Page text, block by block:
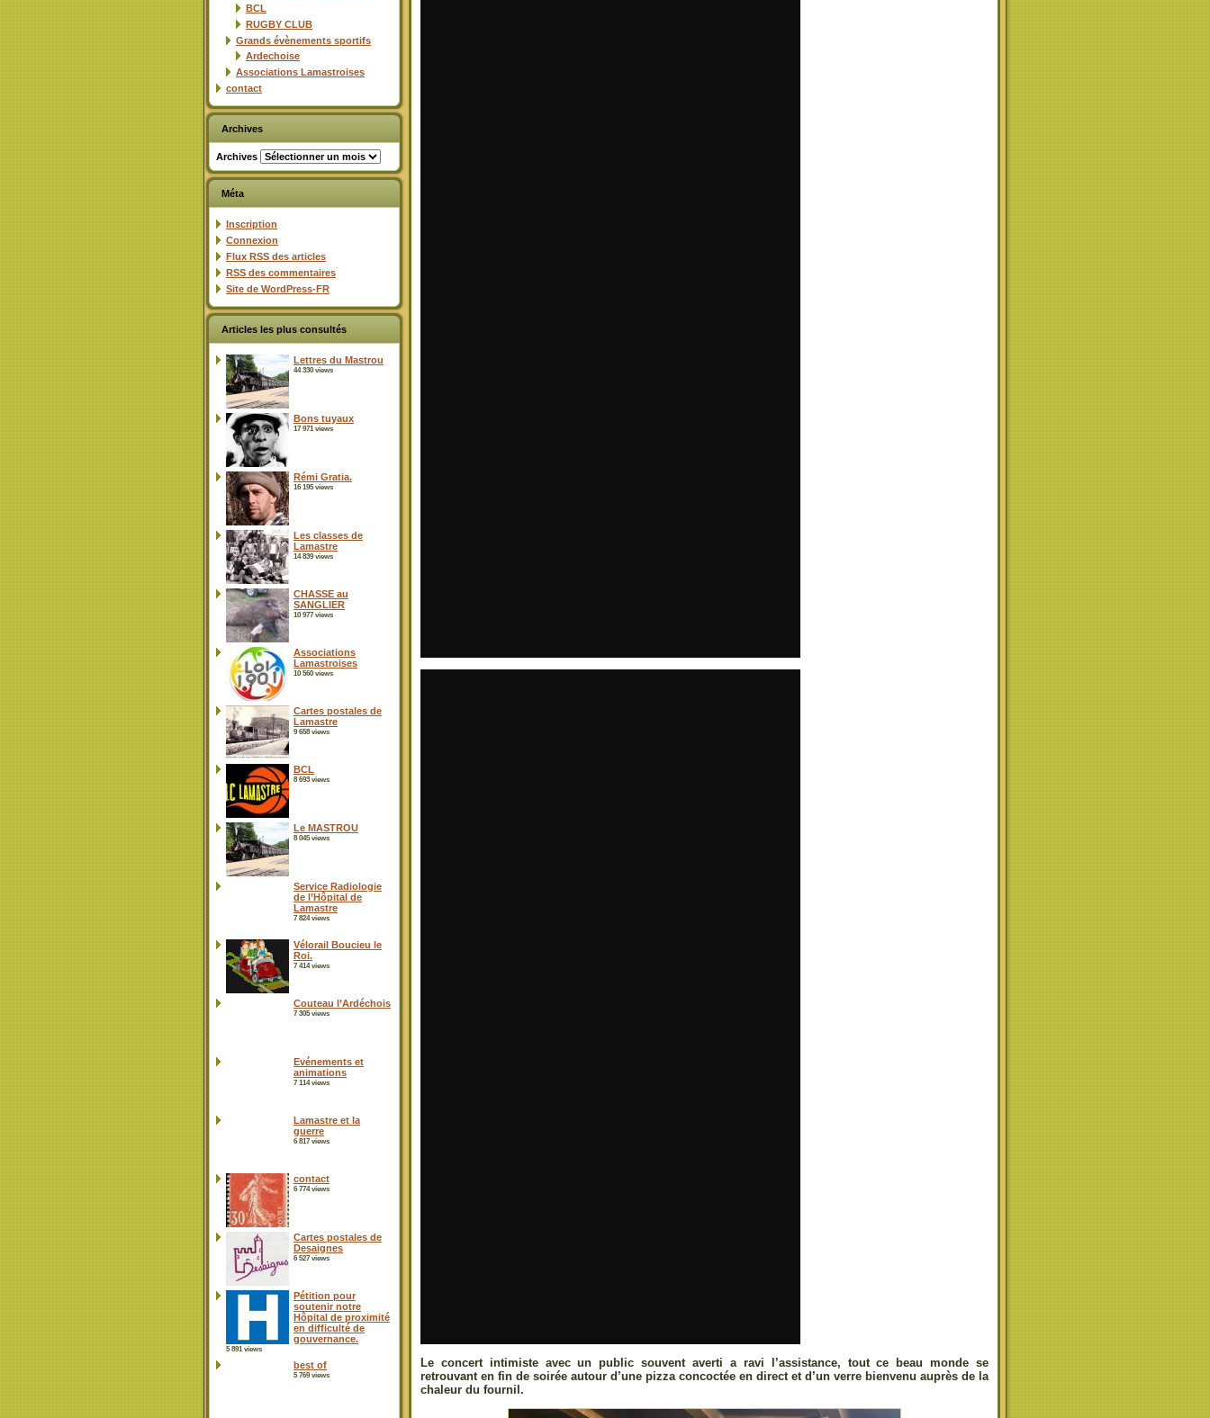
BCL
RUGBY CLUB
Grands évènements sportifs
Ardechoise
Associations Lamastroises
contact
Archives
Archives
Méta
Inscription
Connexion
Flux RSS des articles
RSS des commentaires
Site de WordPress-FR
Articles les plus consultés
Lettres du Mastrou
44 330 views
Bons tuyaux
17 971 views
Rémi Gratia.
16 195 views
Les classes de
Lamastre
14 839 views
CHASSE au
SANGLIER
10 977 views
Associations
Lamastroises
10 560 views
Cartes postales de
Lamastre
9 658 views
BCL
8 693 views
Le MASTROU
8 045 views
Service Radiologie
de l’Hôpital de
Lamastre
7 824 views
Vélorail Boucieu le
Roi.
7 414 views
Couteau l’Ardéchois
7 305 views
Evénements et
animations
7 114 views
Lamastre et la
guerre
6 817 views
contact
6 774 views
Cartes postales de
Desaignes
6 527 views
Pétition pour
soutenir notre
Hôpital de proximité
en difficulté de
gouvernance.
5 891 views
best of
5 769 views
Le concert intimiste avec un public souvent averti a ravi l’assistance, tout ce beau monde se
retrouvant en fin de soirée autour d’une pizza concoctée en direct et d’un verre bienvenu auprès de la
chaleur du fournil.